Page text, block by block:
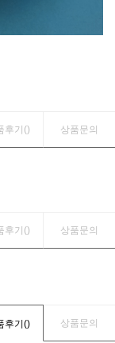
후기() 상품문의
후기() 상품문의
후기() 상품문의